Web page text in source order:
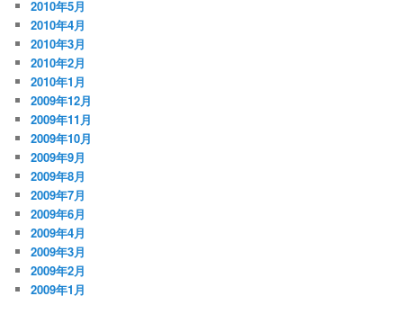
2010年5月
2010年4月
2010年3月
2010年2月
2010年1月
2009年12月
2009年11月
2009年10月
2009年9月
2009年8月
2009年7月
2009年6月
2009年4月
2009年3月
2009年2月
2009年1月